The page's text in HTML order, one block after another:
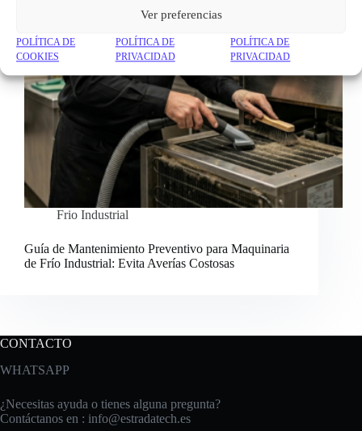
Ver preferencias
POLÍTICA DE
COOKIES
POLÍTICA DE
PRIVACIDAD
POLÍTICA DE
PRIVACIDAD
Frio Industrial
Guía de Mantenimiento Preventivo para Maquinaria
de Frío Industrial: Evita Averías Costosas
CONTACTO
WHATSAPP
¿Necesitas ayuda o tienes alguna pregunta?
Contáctanos en : info@estradatech.es